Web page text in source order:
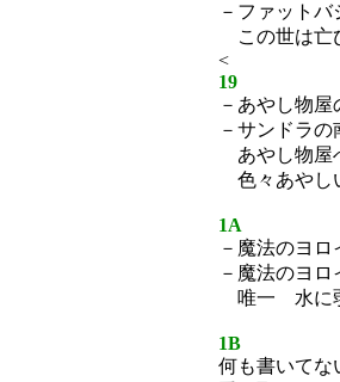
－ファット
この世は亡
<
19
－あやし物
－サンドラの
あやし物屋
色々あやし
1A
－魔法のヨ
－魔法のヨロ
唯一 水に
1B
何も書いてな